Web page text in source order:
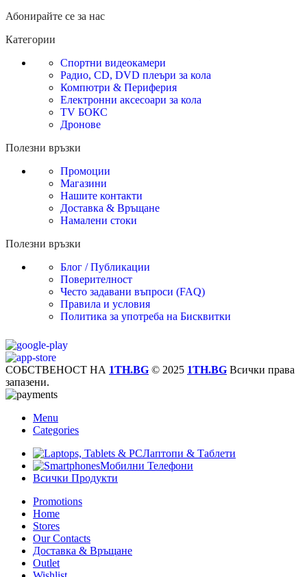
Абонирайте се за нас
Категории
Спортни видеокамери
Радио, CD, DVD плеъри за кола
Компютри & Периферия
Електронни аксесоари за кола
TV БОКС
Дронове
Полезни връзки
Промоции
Магазини
Нашите контакти
Доставка & Връщане
Намалени стоки
Полезни връзки
Блог / Публикации
Поверителност
Често задавани въпроси (FAQ)
Правила и условия
Политика за употреба на Бисквитки
СОБСТВЕНОСТ НА 1TH.BG © 2025 1TH.BG Всички права
запазени.
Menu
Categories
Лаптопи & Таблети
Мобилни Телефони
Всички Продукти
Promotions
Home
Stores
Our Contacts
Доставка & Връщане
Outlet